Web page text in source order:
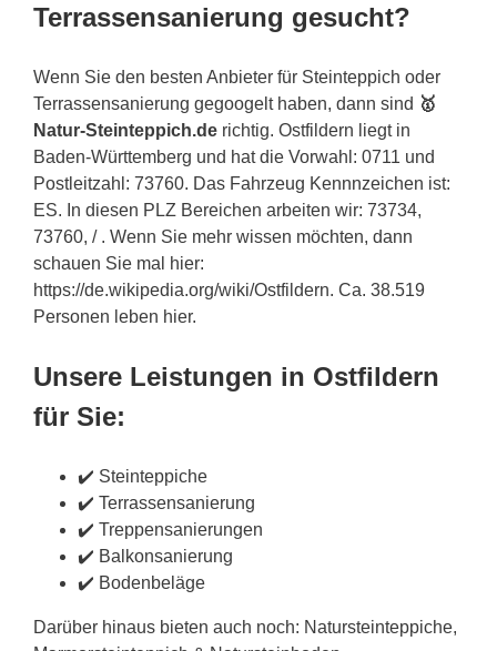
Terrassensanierung gesucht?
Wenn Sie den besten Anbieter für Steinteppich oder
Terrassensanierung gegoogelt haben, dann sind 🥇
Natur-Steinteppich.de richtig. Ostfildern liegt in
Baden-Württemberg und hat die Vorwahl: 0711 und
Postleitzahl: 73760. Das Fahrzeug Kennnzeichen ist:
ES. In diesen PLZ Bereichen arbeiten wir: 73734,
73760, / . Wenn Sie mehr wissen möchten, dann
schauen Sie mal hier:
https://de.wikipedia.org/wiki/Ostfildern. Ca. 38.519
Personen leben hier.
Unsere Leistungen in Ostfildern
für Sie:
✔️ Steinteppiche
✔️ Terrassensanierung
✔️ Treppensanierungen
✔️ Balkonsanierung
✔️ Bodenbeläge
Darüber hinaus bieten auch noch: Natursteinteppiche,